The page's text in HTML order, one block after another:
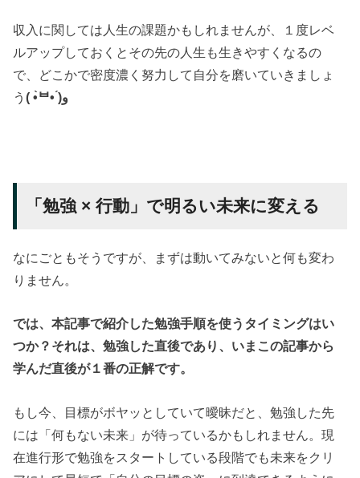
収入に関しては人生の課題かもしれませんが、１度レベ
ルアップしておくとその先の人生も生きやすくなるの
で、どこかで密度濃く努力して自分を磨いていきましょ
う
( •̀ᄇ• ́)ﻭ
「勉強 × 行動」で明るい未来に変える
なにごともそうですが、まずは動いてみないと何も変わ
りません。
では、本記事で紹介した勉強手順を使うタイミングはい
つか？それは、勉強した直後であり、いまこの記事から
学んだ直後が１番の正解です。
もし今、目標がボヤッとしていて曖昧だと、勉強した先
には「何もない未来」が待っているかもしれません。現
在進行形で勉強をスタートしている段階でも未来をクリ